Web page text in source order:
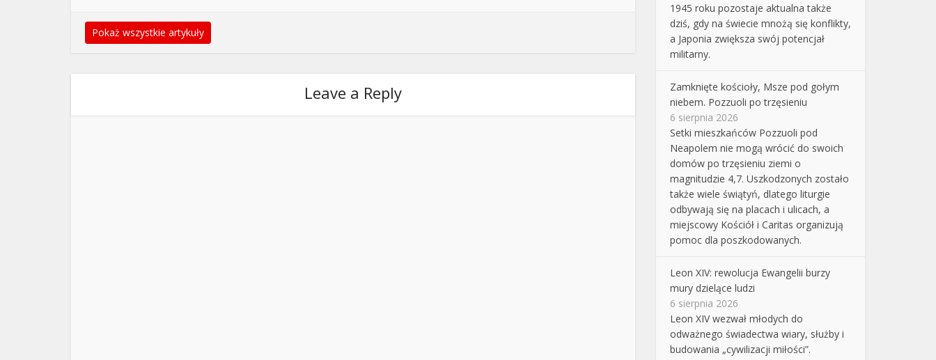
Pokaż wszystkie artykuły
Leave a Reply
1945 roku pozostaje aktualna także
dziś, gdy na świecie mnożą się konflikty,
a Japonia zwiększa swój potencjał
militarny.
Zamknięte kościoły, Msze pod gołym
niebem. Pozzuoli po trzęsieniu
6 sierpnia 2026
Setki mieszkańców Pozzuoli pod
Neapolem nie mogą wrócić do swoich
domów po trzęsieniu ziemi o
magnitudzie 4,7. Uszkodzonych zostało
także wiele świątyń, dlatego liturgie
odbywają się na placach i ulicach, a
miejscowy Kościół i Caritas organizują
pomoc dla poszkodowanych.
Leon XIV: rewolucja Ewangelii burzy
mury dzielące ludzi
6 sierpnia 2026
Leon XIV wezwał młodych do
odważnego świadectwa wiary, służby i
budowania „cywilizacji miłości”.